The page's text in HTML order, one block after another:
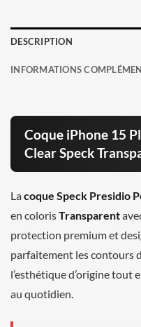
DESCRIPTION
INFORMATIONS
Coque iPhone 15
Clear Speck
Lacoque Speck Presidio
en colorisTransparent
protection premium et
parfaitement les contours
l’esthétique d’origine
au quotidien.